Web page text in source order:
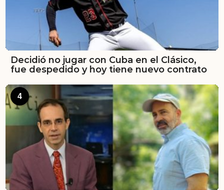
Decidió no jugar con Cuba en el Clásico,
fue despedido y hoy tiene nuevo contrato
4